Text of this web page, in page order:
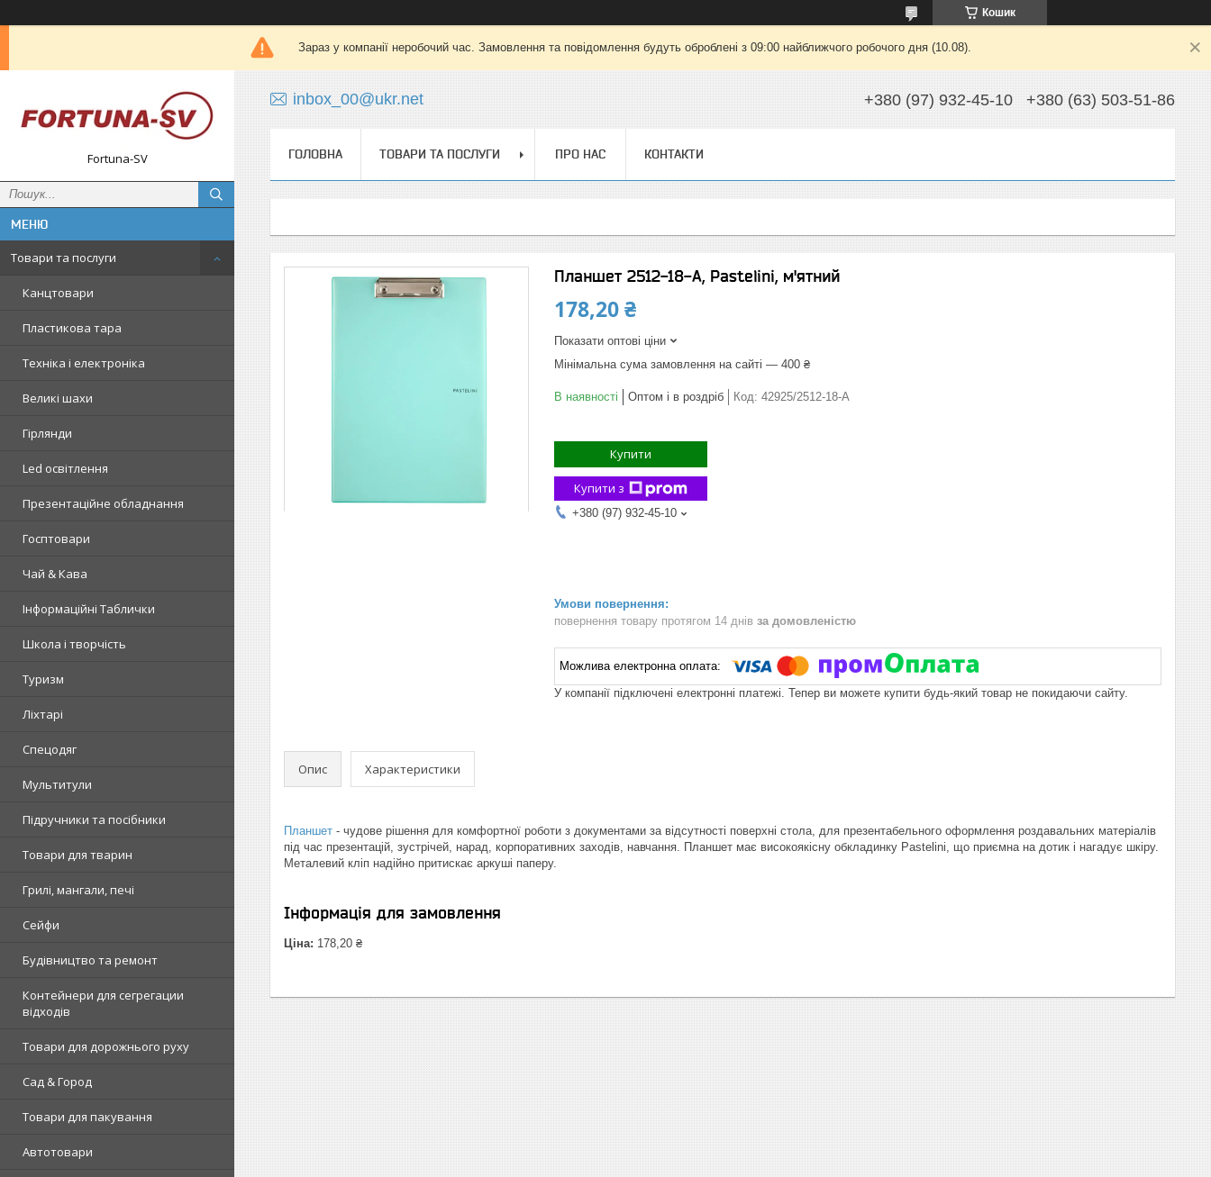
Кошик
Зараз у компанії неробочий час. Замовлення та повідомлення будуть оброблені з 09:00 найближчого робочого дня (10.08).
Fortuna-SV
Товари та послуги
Канцтовари
Пластикова тара
Техніка і електроніка
Великі шахи
Гірлянди
Led освітлення
Презентаційне обладнання
Госптовари
Чай & Кава
Інформаційні Таблички
Школа і творчість
Туризм
Ліхтарі
Спецодяг
Мультитули
Підручники та посібники
Товари для тварин
Грилі, мангали, печі
Сейфи
Будівництво та ремонт
Контейнери для сегрегации
відходів
Товари для дорожнього руху
Сад & Город
Товари для пакування
Автотовари
inbox_00@ukr.net +380 (97) 932-45-10 +380 (63) 503-51-86
ГОЛОВНА ТОВАРИ ТА ПОСЛУГИ ПРО НАС КОНТАКТИ
Планшет 2512-18-A, Pastelini, м'ятний
178,20 ₴
Показати оптові ціни
Мінімальна сума замовлення на сайті — 400 ₴
В наявності Оптом і в роздріб Код: 42925/2512-18-A
Купити
Купити з
+380 (97) 932-45-10
повернення товару протягом 14 днів за домовленістю
У компанії підключені електронні платежі. Тепер ви можете купити будь-який товар не покидаючи сайту.
Опис Характеристики
Планшет - чудове рішення для комфортної роботи з документами за відсутності поверхні стола, для презентабельного оформлення роздавальних матеріалів
під час презентацій, зустрічей, нарад, корпоративних заходів, навчання. Планшет має високоякісну обкладинку Pastelini, що приємна на дотик і нагадує шкіру.
Металевий кліп надійно притискає аркуші паперу.
Інформація для замовлення
Ціна: 178,20 ₴